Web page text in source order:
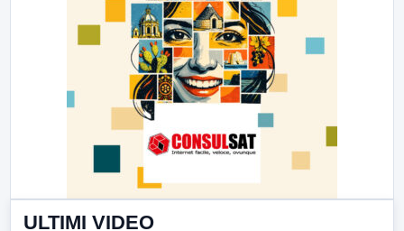
ULTIMI VIDEO